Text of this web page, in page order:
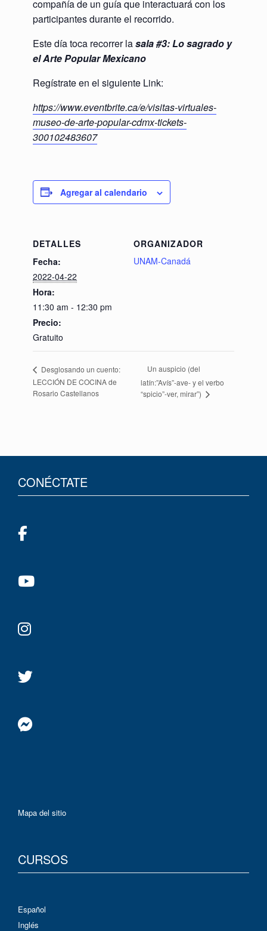
compañía de un guía que interactuará con los
participantes durante el recorrido.
Este día toca recorrer lasala #3:Lo sagrado y
el Arte Popular Mexicano
Regístrate en el siguiente Link:
https://www.eventbrite.ca/e/visitas-virtuales-
museo-de-arte-popular-cdmx-tickets-
300102483607
Agregar al calendario
DETALLES
Fecha:
2022-04-22
Hora:
11:30 am - 12:30 pm
Precio:
Gratuito
ORGANIZADOR
UNAM-Canadá
Desglosando un cuento:
LECCIÓN DE COCINA de
Rosario Castellanos
Un auspicio (del
latín:”Avís”-ave- y el verbo
“spicio”-ver, mirar”)
CONÉCTATE
Mapa del sitio
CURSOS
Español
Inglés